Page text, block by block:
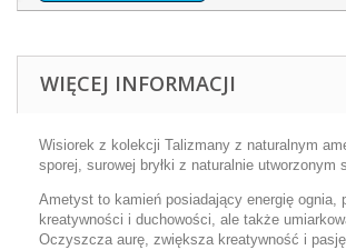
WIĘCEJ INFORMACJI
Wisiorek z kolekcji Talizmany z naturalnym
sporej, surowej bryłki z naturalnie utworzonym
Ametyst to kamień posiadający energię ognia,
kreatywności i duchowości, ale także
Oczyszcza aurę, zwiększa kreatywność i